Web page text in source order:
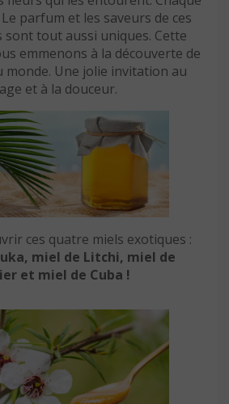
parfum et les saveurs de ces
sont tout aussi uniques. Cette
emmenons à la découverte de
monde. Une jolie invitation au
et à la douceur.
ces quatre miels exotiques :
miel de Litchi, miel de
et miel de Cuba !